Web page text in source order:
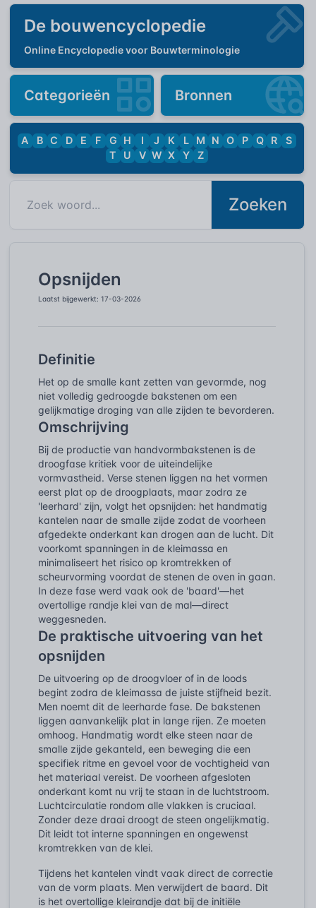
De bouwencyclopedie
Online Encyclopedie voor Bouwterminologie
Categorieën Bronnen
A B C D E F G H I J K L M N O P Q R
S
T
U V W X Y Z
Zoeken
Opsnijden
Laatst bijgewerkt: 17-03-2026
Definitie
Het op de smalle kant zetten van gevormde, nog
niet volledig gedroogde bakstenen om een
gelijkmatige droging van alle zijden te bevorderen.
Omschrijving
Bij de productie van handvormbakstenen is de
droogfase kritiek voor de uiteindelijke
vormvastheid. Verse stenen liggen na het vormen
eerst plat op de droogplaats, maar zodra ze
'leerhard' zijn, volgt het opsnijden: het handmatig
kantelen naar de smalle zijde zodat de voorheen
afgedekte onderkant kan drogen aan de lucht. Dit
voorkomt spanningen in de kleimassa en
minimaliseert het risico op kromtrekken of
scheurvorming voordat de stenen de oven in gaan.
In deze fase werd vaak ook de 'baard'—het
overtollige randje klei van de mal—direct
weggesneden.
De praktische uitvoering van het
opsnijden
De uitvoering op de droogvloer of in de loods
begint zodra de kleimassa de juiste stijfheid bezit.
Men noemt dit de leerharde fase. De bakstenen
liggen aanvankelijk plat in lange rijen. Ze moeten
omhoog. Handmatig wordt elke steen naar de
smalle zijde gekanteld, een beweging die een
specifiek ritme en gevoel voor de vochtigheid van
het materiaal vereist. De voorheen afgesloten
onderkant komt nu vrij te staan in de luchtstroom.
Luchtcirculatie rondom alle vlakken is cruciaal.
Zonder deze draai droogt de steen ongelijkmatig.
Dit leidt tot interne spanningen en ongewenst
kromtrekken van de klei.
Tijdens het kantelen vindt vaak direct de correctie
van de vorm plaats. Men verwijdert de baard. Dit
is het overtollige kleirandje dat bij de initiële